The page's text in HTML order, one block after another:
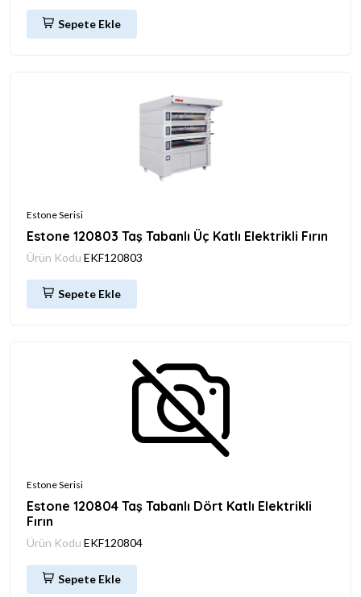
Sepete Ekle
Estone Serisi
Estone 120803 Taş Tabanlı Üç Katlı Elektrikli Fırın
Ürün Kodu EKF120803
Sepete Ekle
Estone Serisi
Estone 120804 Taş Tabanlı Dört Katlı Elektrikli
Fırın
Ürün Kodu EKF120804
Sepete Ekle